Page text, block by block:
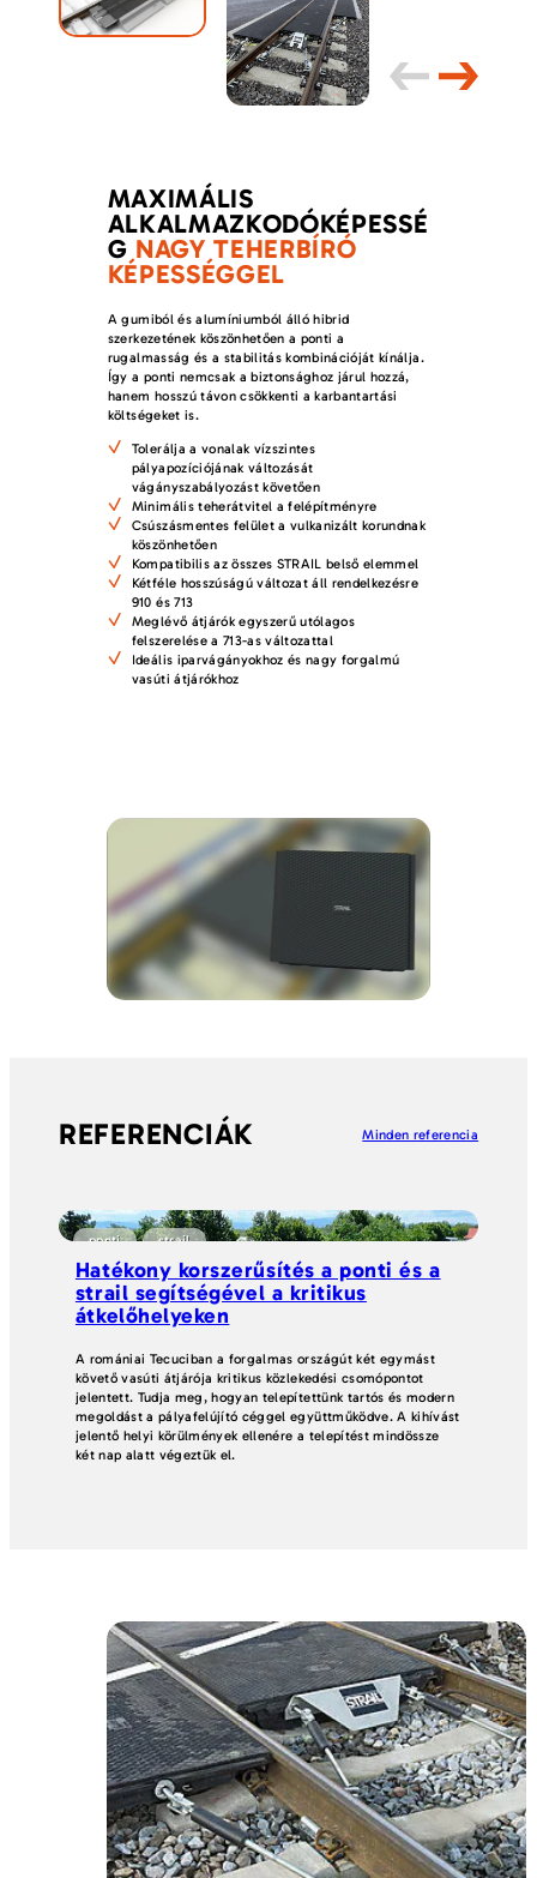
MAXIMÁLIS
ALKALMAZKODÓKÉPESSÉ
G NAGY TEHERBÍRÓ
KÉPESSÉGGEL
A gumiból és alumíniumból álló hibrid
szerkezetének köszönhetően a ponti a
rugalmasság és a stabilitás kombinációját kínálja.
Így a ponti nemcsak a biztonsághoz járul hozzá,
hanem hosszú távon csökkenti a karbantartási
költségeket is.
Tolerálja a vonalak vízszintes
pályapozíciójának változását
vágányszabályozást követően
Minimális teherátvitel a felépítményre
Csúszásmentes felület a vulkanizált korundnak
köszönhetően
Kompatibilis az összes STRAIL belső elemmel
Kétféle hosszúságú változat áll rendelkezésre
910 és 713
Meglévő átjárók egyszerű utólagos
felszerelése a 713-as változattal
Ideális iparvágányokhoz és nagy forgalmú
vasúti átjárókhoz
REFERENCIÁK Minden referencia
ponti strail
Hatékony korszerűsítés a ponti és a
strail segítségével a kritikus
átkelőhelyeken
A romániai Tecuciban a forgalmas országút két egymást
követő vasúti átjárója kritikus közlekedési csomópontot
jelentett. Tudja meg, hogyan telepítettünk tartós és modern
megoldást a pályafelújító céggel együttműködve. A kihívást
jelentő helyi körülmények ellenére a telepítést mindössze
két nap alatt végeztük el.